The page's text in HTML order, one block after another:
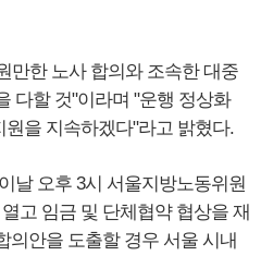
만한 노사 합의와 조속한 대중
다할 것"이라며 "운행 정상화
을 지속하겠다"라고 밝혔다.
날 오후 3시 서울지방노동위원
고 임금 및 단체협약 협상을 재
의안을 도출할 경우 서울 시내